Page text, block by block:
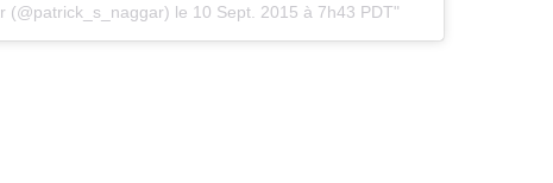
(@patrick_s_naggar) le 10 Sept. 2015 à 7h43 PDT